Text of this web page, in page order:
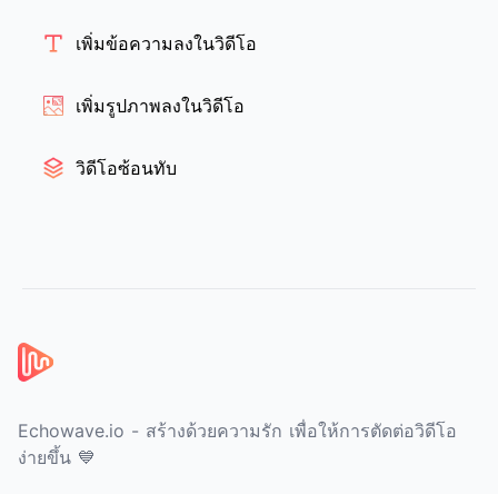
เพิ่มข้อความลงในวิดีโอ
เพิ่มรูปภาพลงในวิดีโอ
วิดีโอซ้อนทับ
Echowave.io - สร้างด้วยความรัก เพื่อให้การตัดต่อวิดีโอ
ง่ายขึ้น 💙